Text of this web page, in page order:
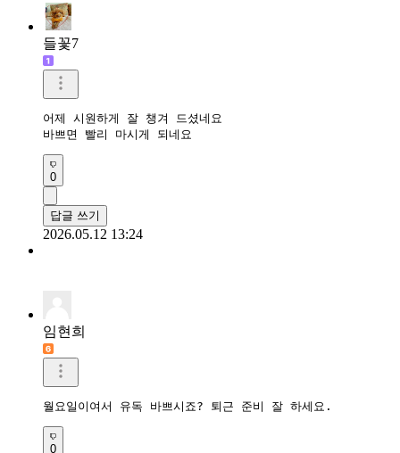
들꽃7
어제 시원하게 잘 챙겨 드셨네요
바쁘면 빨리 마시게 되네요
0
답글 쓰기
2026.05.12 13:24
임현희
월요일이여서 유독 바쁘시죠? 퇴근 준비 잘 하세요.
0